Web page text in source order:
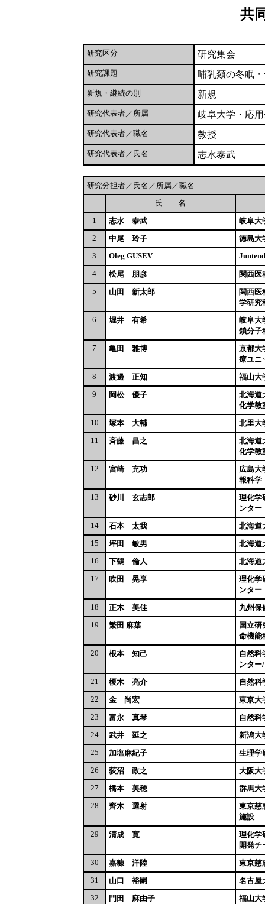
共
研究区分 研究集会
研究課題 哺乳類の冬眠
新規・継続の別 新規
研究代表者／所属 岐阜大学・応
研究代表者／職名 教授
研究代表者／氏名 志水泰武
研究分担者／氏名／所属／職名
氏 名
1
志水 泰武
岐阜大
2
中尾 玲子
徳島大
3
Oleg GUSEV
4
松尾 朋彦
関西医
5
山田 新太郎
関西
学研究
6
堀井 有希
岐阜大
鎖分子
7
亀田 雅博
京都大
療ユニ
8
渡邊 正知
福山大
9
岡松 優子
北海道
化学教
10
塚本 大輔
北里
11
斉藤 昌之
北海道
化学教
12
宮崎 充功
広島大
報科学
13
砂川 玄志郎
理化学
ンター
14
石本 太我
北海道
15
坪田 敏男
北海道
16
下鶴 倫人
北海道
17
吹田 晃享
理化学
ンター
18
正木 美佳
九州
19
繁田 麻葉
国立研
命機能
20
根本 知己
自然科
ンター/
21
榎木 亮介
自然科
22
金 尚宏
東京
23
富永 真琴
自然科
24
武井 延之
新潟
25
加塩麻紀子
生理学
26
荻沼 政之
大阪大
27
橋本 美穂
群馬大
28
齊木 選射
東京慈
施設
29
清成 寛
理化学
開発チ
30
嘉糠 洋陸
東京慈
31
山口 裕嗣
名古屋
32
門田 麻由子
福山大